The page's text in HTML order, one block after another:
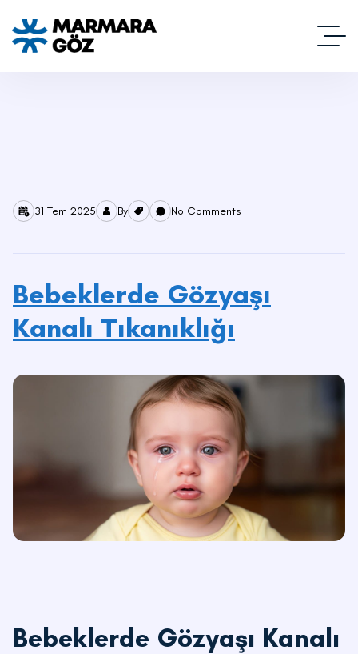
31 Tem 2025 By No Comments
Bebeklerde Gözyaşı
Kanalı Tıkanıklığı
Bebeklerde Gözyaşı Kanalı